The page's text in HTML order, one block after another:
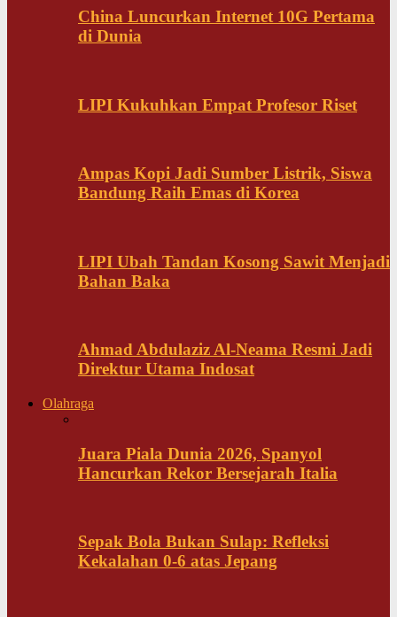
China Luncurkan Internet 10G Pertama
di Dunia
LIPI Kukuhkan Empat Profesor Riset
Ampas Kopi Jadi Sumber Listrik, Siswa
Bandung Raih Emas di Korea
LIPI Ubah Tandan Kosong Sawit Menjadi
Bahan Baka
Ahmad Abdulaziz Al-Neama Resmi Jadi
Direktur Utama Indosat
Olahraga
Juara Piala Dunia 2026, Spanyol
Hancurkan Rekor Bersejarah Italia
Sepak Bola Bukan Sulap: Refleksi
Kekalahan 0-6 atas Jepang